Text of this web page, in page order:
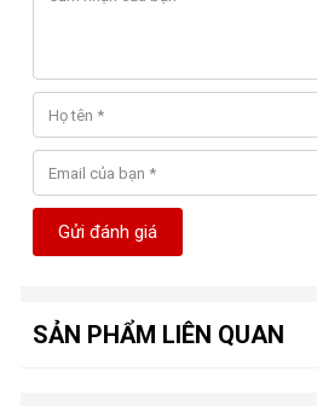
-Kích thước: 177 x 118 x 34mm
Gửi đánh giá
SẢN PHẨM LIÊN QUAN